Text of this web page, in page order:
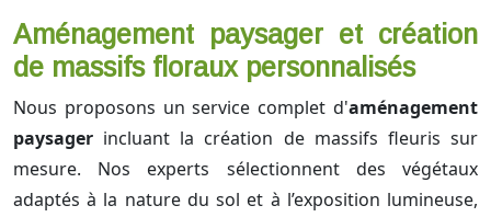
Aménagement paysager et création
de massifs floraux personnalisés
Nous proposons un service complet d'aménagement
paysager incluant la création de massifs fleuris sur
mesure. Nos experts sélectionnent des végétaux
adaptés à la nature du sol et à l’exposition lumineuse,